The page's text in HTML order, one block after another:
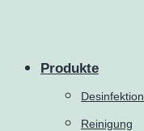
Produkte
Desinfektion
Reinigung